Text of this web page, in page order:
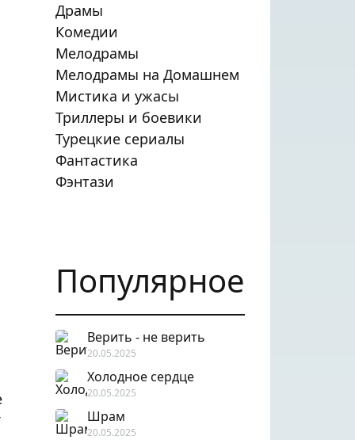
Драмы
Комедии
Мелодрамы
Мелодрамы на Домашнем
Мистика и ужасы
Триллеры и боевики
Турецкие сериалы
Фантастика
Фэнтази
Популярное
Верить - не верить
20.05.2025
Холодное сердце
20.05.2025
Шрам
20.05.2025